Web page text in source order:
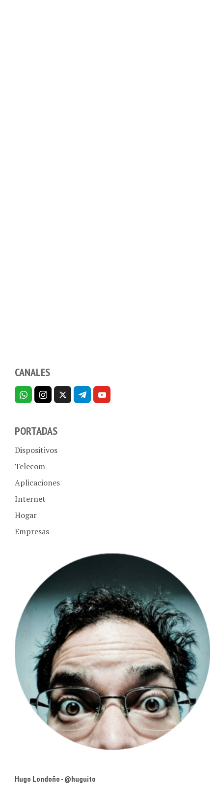
CANALES
PORTADAS
Dispositivos
Telecom
Aplicaciones
Internet
Hogar
Empresas
Hugo Londoño - @huguito